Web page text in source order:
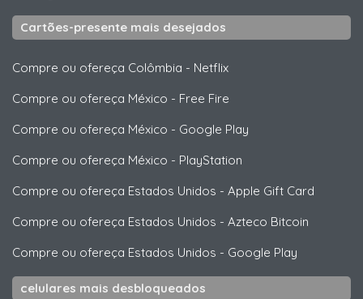
Cartões-presente mais desejados
Compre ou ofereça Colômbia - Netflix
Compre ou ofereça México - Free Fire
Compre ou ofereça México - Google Play
Compre ou ofereça México - PlayStation
Compre ou ofereça Estados Unidos - Apple Gift Card
Compre ou ofereça Estados Unidos - Azteco Bitcoin
Compre ou ofereça Estados Unidos - Google Play
celulares mais desbloqueados